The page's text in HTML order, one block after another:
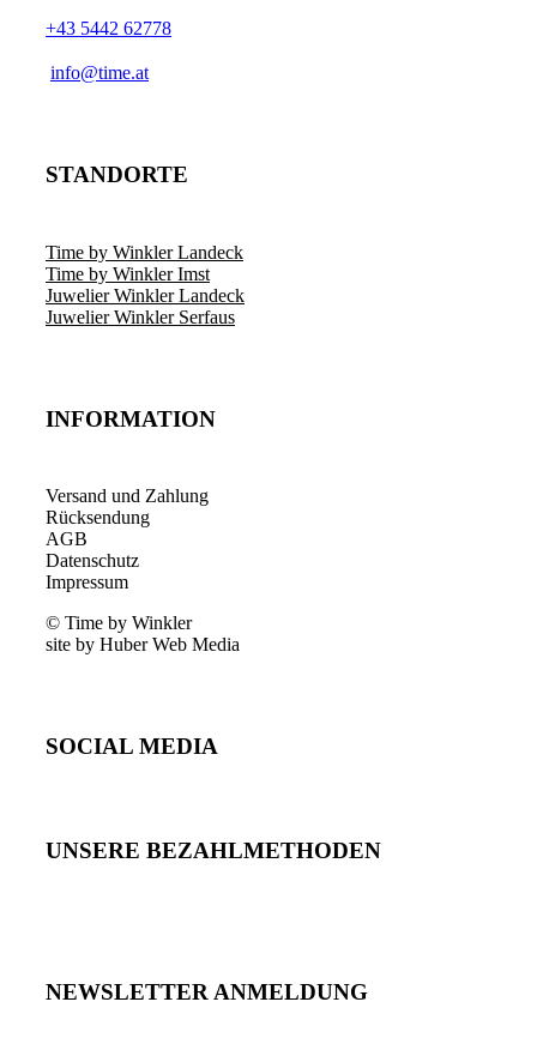
+43 5442 62778
info@time.at
STANDORTE
Time by Winkler Landeck
Time by Winkler Imst
Juwelier Winkler Landeck
Juwelier Winkler Serfaus
INFORMATION
Versand und Zahlung
Rücksendung
AGB
Datenschutz
Impressum
© Time by Winkler
site by Huber Web Media
SOCIAL MEDIA
UNSERE BEZAHLMETHODEN
NEWSLETTER ANMELDUNG